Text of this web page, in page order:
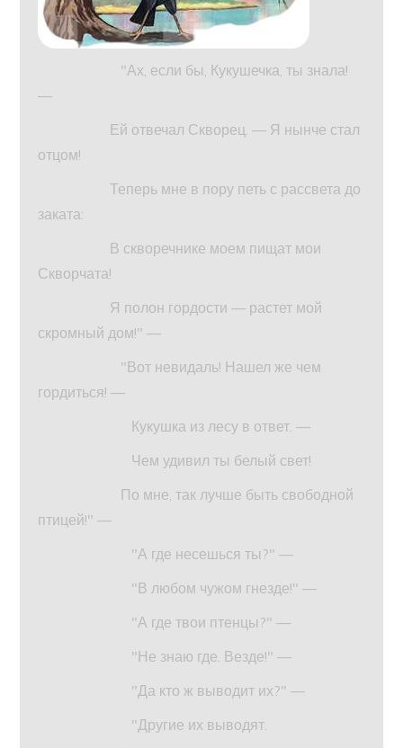
"Ах, если бы, Кукушечка, ты знала!
—
Ей отвечал Скворец. — Я нынче стал
отцом!
Теперь мне в пору петь с рассвета до
заката:
В скворечнике моем пищат мои
Скворчата!
Я полон гордости — растет мой
скромный дом!" —
"Вот невидаль! Нашел же чем
гордиться! —
Кукушка из лесу в ответ. —
Чем удивил ты белый свет!
По мне, так лучше быть свободной
птицей!" —
"А где несешься ты?" —
"В любом чужом гнезде!" —
"А где твои птенцы?" —
"Не знаю где. Везде!" —
"Да кто ж выводит их?" —
"Другие их выводят.